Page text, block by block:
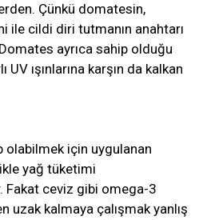
Çünkü domatesin,
ile cildi diri tutmanın anahtarı
ayrıca sahip olduğu
ışınlarına karşın da kalkan
olabilmek için uygulanan
yağ tüketimi
Fakat ceviz gibi omega-3
uzak kalmaya çalışmak yanlış